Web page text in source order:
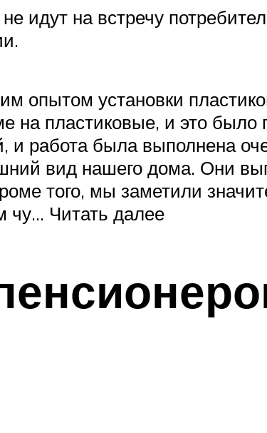
идут на встречу
опытом установки
на пластиковые, и это
и работа была выполнена
вид нашего дома. Они
того, мы заметили
Читать далее